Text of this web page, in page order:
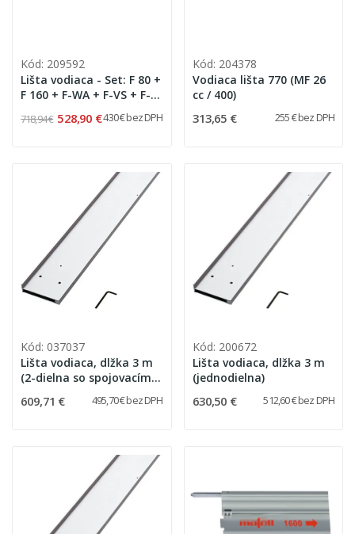
Kód: 209592
Lišta vodiaca - Set: F 80 +
F 160 + F-WA + F-VS + F-
SZ 180MM + púzdro na
lištu
718,94 € 528,90 €430 € bez DPH
Kód: 204378
Vodiaca lišta 770 (MF 26
cc / 400)
313,65 € 255 € bez DPH
Kód: 037037
Lišta vodiaca, dlžka 3 m
(2-dielna so spojovacím
609,71 € 495,70 € bez DPH
Kód: 200672
Lišta vodiaca, dlžka 3 m
(jednodielna)
630,50 € 512,60 € bez DPH